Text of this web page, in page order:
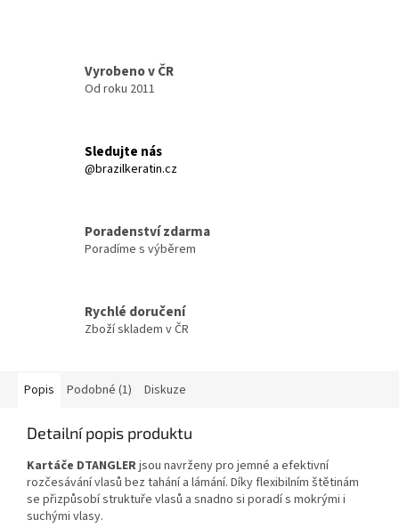
Vyrobeno v ČR
Od roku 2011
Sledujte nás
@brazilkeratin.cz
Poradenství zdarma
Poradíme s výběrem
Rychlé doručení
Zboží skladem v ČR
Popis Podobné (1) Diskuze
Detailní popis produktu
Kartáče DTANGLERjsou navrženy pro jemné a efektivní
rozčesávání vlasů bez tahání a lámání. Díky flexibilním štětinám
se přizpůsobí struktuře vlasů a snadno si poradí s mokrými i
suchými vlasy.